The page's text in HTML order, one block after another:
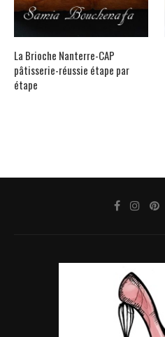
La Brioche Nanterre-CAP
pâtisserie-réussie étape par
étape